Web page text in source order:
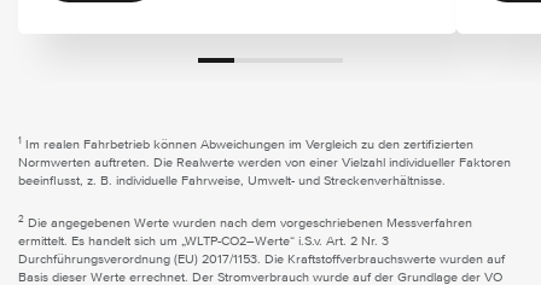
1
Im realen Fahrbetrieb können Abweichungen im Vergleich zu den zertifizierten
Normwerten auftreten. Die Realwerte werden von einer Vielzahl individueller Faktoren
beeinflusst, z. B. individuelle Fahrweise, Umwelt- und Streckenverhältnisse.
2 Die angegebenen Werte wurden nach dem vorgeschriebenen Messverfahren
ermittelt. Es handelt sich um „WLTP-CO2–Werte“ i.S.v. Art. 2 Nr. 3
Durchführungsverordnung (EU) 2017/1153. Die Kraftstoffverbrauchswerte wurden auf
Basis dieser Werte errechnet. Der Stromverbrauch wurde auf der Grundlage der VO